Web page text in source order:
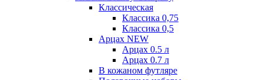
Классическая
Классика 0,75
Классика 0,5
Арцах NEW
Арцах 0.5 л
Арцах 0.7 л
В кожаном футляре